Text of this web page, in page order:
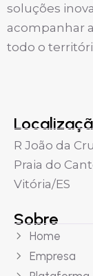
soluções
acompanhar
todo o
R João da
Praia do
Vitória/ES
Sobre
Home
Empresa